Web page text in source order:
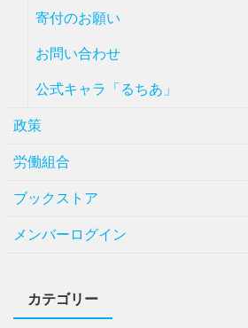
寄付のお願い
お問い合わせ
公式キャラ「るちあ」
政策
労働組合
ブックストア
メンバーログイン
カテゴリー